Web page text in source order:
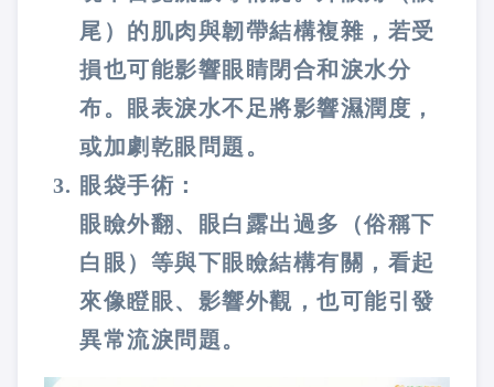
尾）的肌肉與韌帶結構複雜，若受
損也可能影響眼睛閉合和淚水分
布。眼表淚水不足將影響濕潤度，
或加劇乾眼問題。
眼袋手術：
眼瞼外翻、眼白露出過多（俗稱下
白眼）等與下眼瞼結構有關，看起
來像瞪眼、影響外觀，也可能引發
異常流淚問題。